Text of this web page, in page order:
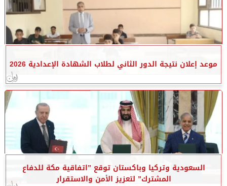
موعد إعلان نتيجة الدور الثاني لطلاب الشهادة الإعدادية 2026
السعودية وتركيا وباكستان توقع ”اتفاقية مكة للدفاع
المشترك” لتعزيز الأمن والاستقرار